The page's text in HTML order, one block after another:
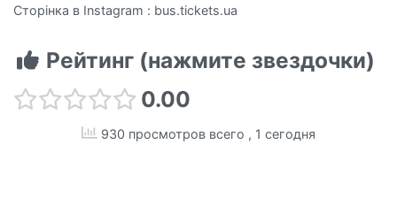
Сторінка в Instagram : bus.tickets.uа
Рейтинг (нажмите звездочки)
0.00
930 просмотров всего , 1 сегодня